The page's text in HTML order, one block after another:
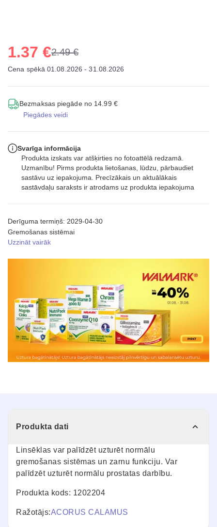
1.37 €2.49 €
Cena spēkā 01.08.2026 - 31.08.2026
Bezmaksas piegāde no 14.99 €
Piegādes veidi
Derīguma termiņš: 2029-04-30
Gremošanas sistēmai
Uzzināt vairāk
Svarīga informācija
Produkta izskats var atšķirties no fotoattēlā redzamā.
Uzmanību! Pirms produkta lietošanas, lūdzu, pārbaudiet
sastāvu uz iepakojuma. Precīzākais un aktuālākais
sastāvdaļu saraksts ir atrodams uz produkta iepakojuma
Produkta dati
Linsēklas var palīdzēt uzturēt normālu
gremošanas sistēmas un zarnu funkciju. Var
palīdzēt uzturēt normālu prostatas darbību.
Produkta kods: 1202204
Ražotājs:ACORUS CALAMUS